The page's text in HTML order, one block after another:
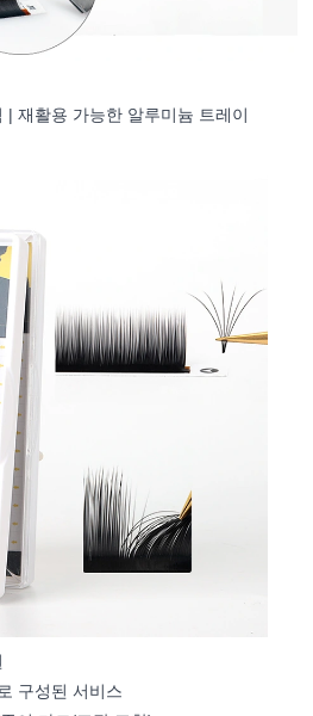
재활용 가능한 알루미늄 트레이
구성된 서비스